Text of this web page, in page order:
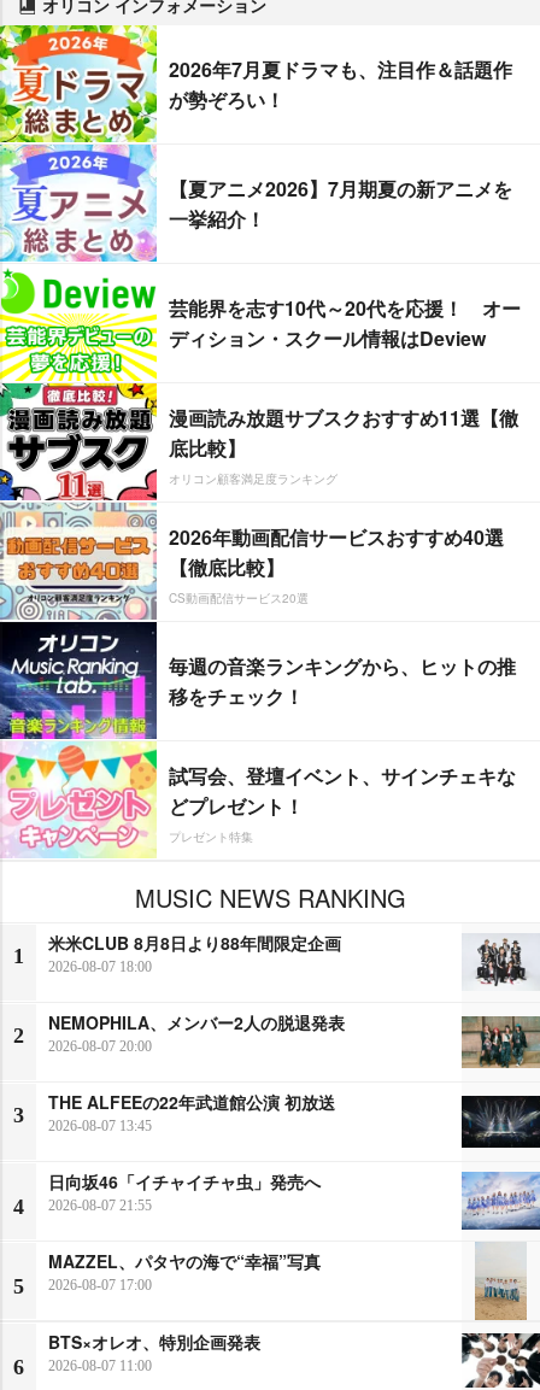
2026年7月夏ドラマも、注目作＆話題作
が勢ぞろい！
【夏アニメ2026】7月期夏の新アニメを
一挙紹介！
芸能界を志す10代～20代を応援！ オー
ディション・スクール情報はDeview
漫画読み放題サブスクおすすめ11選【徹
底比較】
オリコン顧客満足度ランキング
2026年動画配信サービスおすすめ40選
【徹底比較】
CS動画配信サービス20選
毎週の音楽ランキングから、ヒットの推
移をチェック！
試写会、登壇イベント、サインチェキな
どプレゼント！
プレゼント特集
MUSIC NEWS RANKING
1
米米CLUB 8月8日より88年間限定企画
2026-08-07 18:00
2
NEMOPHILA、メンバー2人の脱退発表
2026-08-07 20:00
3
THE ALFEEの22年武道館公演 初放送
2026-08-07 13:45
4
日向坂46「イチャイチャ虫」発売へ
2026-08-07 21:55
5
MAZZEL、パタヤの海で“幸福”写真
2026-08-07 17:00
6
BTS×オレオ、特別企画発表
2026-08-07 11:00